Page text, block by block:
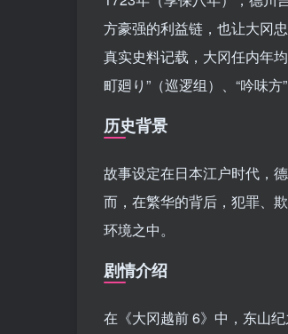
方豪强的利益链，也让大冈
真实史料记载，大冈任内年
町廻り”（巡逻组）、“吟味
历史背景
故事设定在日本江户时代，
而，在繁华的背后，犯罪、
环境之中。
剧情介绍
在《大冈越前 6》中，东山